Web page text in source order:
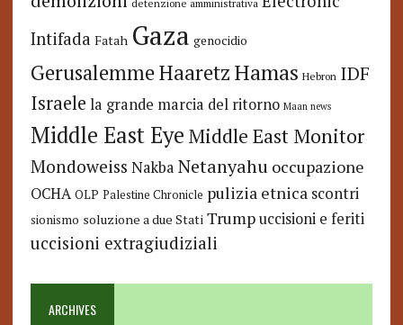
detenzione amministrativa
Intifada Fatah Gaza genocidio
GerusalemmeHaaretzHamas Hebron IDF
Israele la grande marcia del ritorno Maan news
Middle East Eye Middle East Monitor
Mondoweiss Nakba Netanyahu occupazione
OCHA OLP Palestine Chronicle pulizia etnica scontri
sionismo soluzione a due Stati Trump uccisioni e feriti
uccisioni extragiudiziali
ARCHIVES